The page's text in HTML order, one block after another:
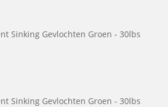
Sinking Gevlochten Groen - 30lbs
Sinking Gevlochten Groen - 30lbs